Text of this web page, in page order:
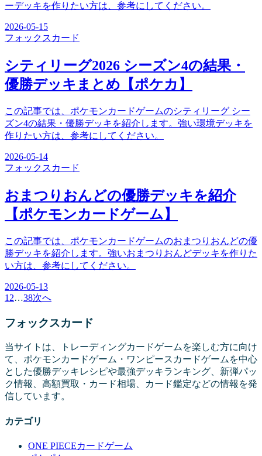
ーデッキを作りたい方は、参考にしてください。
2026-05-15
フォックス カード
シティリーグ2026 シーズン4の結果・
優勝デッキまとめ【ポケカ】
この記事では、ポケモンカードゲームのシティリーグ シー
ズン4の結果・優勝デッキを紹介します。強い環境デッキを
作りたい方は、参考にしてください。
2026-05-14
フォックス カード
おまつりおんどの優勝デッキを紹介
【ポケモンカードゲーム】
この記事では、ポケモンカードゲームのおまつりおんどの優
勝デッキを紹介します。強いおまつりおんどデッキを作りた
い方は、参考にしてください。
2026-05-13
1 2…38次へ
フォックスカード
当サイトは、トレーディングカードゲームを楽しむ方に向け
て、ポケモンカードゲーム・ワンピースカードゲームを中心
とした優勝デッキレシピや最強デッキランキング、新弾パッ
ク情報、高額買取・カード相場、カード鑑定などの情報を発
信しています。
カテゴリ
ONE PIECEカードゲーム